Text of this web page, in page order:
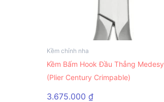
Kềm chỉnh nha
Kềm Bấm Hook Đầu Thẳng Medesy
(Plier Century Crimpable)
3.675.000₫